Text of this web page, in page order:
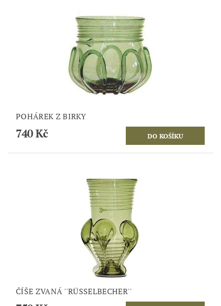
POHÁREK Z BIRKY
740 Kč
ČÍŠE ZVANÁ ''RÜSSELBECHER''